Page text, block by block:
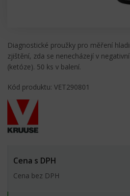
Diagnostické proužky pro měření
zjištění, zda se nenecházejí v
(ketóze). 50 ks v balení.
Kód produktu: VET290801
Cena s DPH
Cena bez DPH